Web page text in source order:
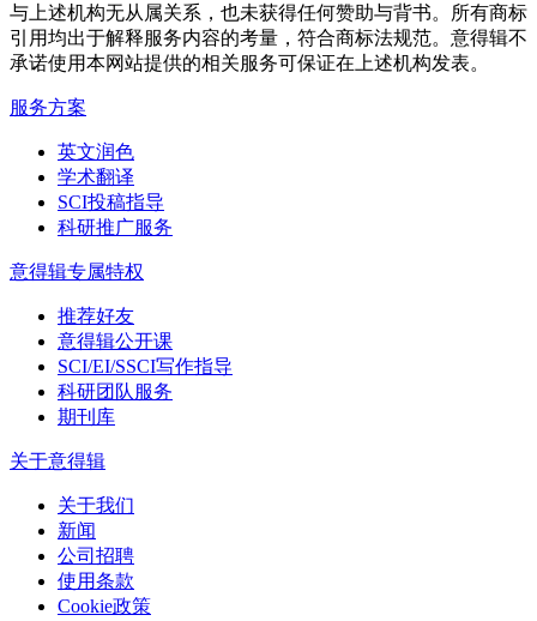
与上述机构无从属关系，也未获得任何赞助与背书。所有商标
引用均出于解释服务内容的考量，符合商标法规范。意得辑不
承诺使用本网站提供的相关服务可保证在上述机构发表。
服务方案
英文润色
学术翻译
SCI投稿指导
科研推广服务
意得辑专属特权
推荐好友
意得辑公开课
SCI/EI/SSCI写作指导
科研团队服务
期刊库
关于意得辑
关于我们
新闻
公司招聘
使用条款
Cookie政策